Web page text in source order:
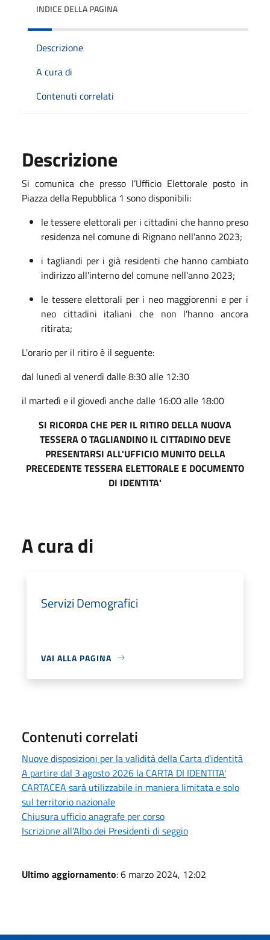
INDICE DELLA PAGINA
Descrizione
A cura di
Contenuti correlati
Descrizione
Si comunica che presso l’Ufficio Elettorale posto in
Piazza della Repubblica 1 sono disponibili:
le tessere elettorali per i cittadini che hanno preso
residenza nel comune di Rignano nell'anno 2023;
i tagliandi per i già residenti che hanno cambiato
indirizzo all'interno del comune nell'anno 2023;
le tessere elettorali per i neo maggiorenni e per i
neo cittadini italiani che non l'hanno ancora
ritirata;
L'orario per il ritiro è il seguente:
dal lunedì al venerdì dalle 8:30 alle 12:30
il martedì e il giovedì anche dalle 16:00 alle 18:00
SI RICORDA CHE PER IL RITIRO DELLA NUOVA
TESSERA O TAGLIANDINO IL CITTADINO DEVE
PRESENTARSI ALL'UFFICIO MUNITO DELLA
PRECEDENTE TESSERA ELETTORALE E DOCUMENTO
DI IDENTITA'
A cura di
Servizi Demografici
VAI ALLA PAGINA
Contenuti correlati
Nuove disposizioni per la validità della Carta d'identità
A partire dal 3 agosto 2026 la CARTA DI IDENTITA'
CARTACEA sarà utilizzabile in maniera limitata e solo
sul territorio nazionale
Chiusura ufficio anagrafe per corso
Iscrizione all'Albo dei Presidenti di seggio
Ultimo aggiornamento: 6 marzo 2024, 12:02